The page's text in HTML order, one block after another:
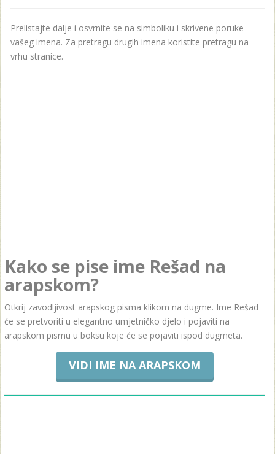
Prelistajte dalje i osvrnite se na simboliku i skrivene poruke
vašeg imena. Za pretragu drugih imena koristite pretragu na
vrhu stranice.
Kako se pise ime Rešad na
arapskom?
Otkrij zavodljivost arapskog pisma klikom na dugme. Ime Rešad
će se pretvoriti u elegantno umjetničko djelo i pojaviti na
arapskom pismu u boksu koje će se pojaviti ispod dugmeta.
VIDI IME NA ARAPSKOM